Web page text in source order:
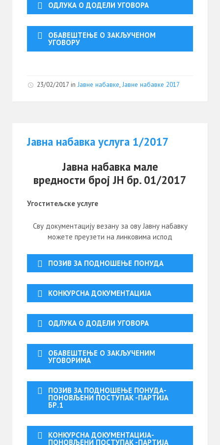
ОДЛУКА О ДОДЕЛИ УГОВОРА
ОБАВЕШТЕЊЕ О ЗАКЉУЧЕНОМ
УГОВОРУ
23/02/2017 in Јавне набавке, Јавне набавке 2017
Јавна набавка услуга 1/2017
Јавна набавка мале
вредности број ЈН бр. 01/2017
Угоститељске услуге
Сву документацију везану за ову Јавну набавку
можете преузети на линковима испод
ПОЗИВ ЗА ПОДНОШЕЊЕ ПОНУДА
КОНКУРСНА ДОКУМЕНТАЦИЈА
ОДЛУКА О ДОДЕЛИ УГОВОРА
ОБАВЕШТЕЊЕ О ЗАКЉУЧЕНИМ
УГОВОРИМА
ПОЗИВ ЗА ПОДНОШЕЊЕ ПОНУДА-
ПОНОВЉЕНИ ПОСТУПАК -ПАРТИЈА
БР.1
КОНКУРСНА ДОКУМЕНТАЦИЈА-
ПОНОВЉЕНИ ПОСТУПАК -ПАРТИЈА